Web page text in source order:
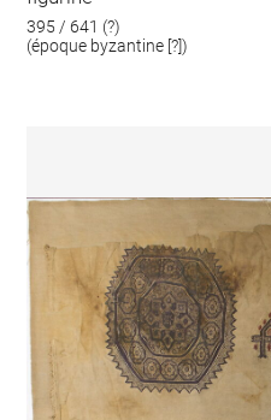
395 / 641 (?)
(époque byzantine [?])